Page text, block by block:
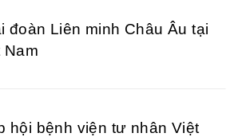
đoàn Liên minh Châu Âu tại
Nam
hội bệnh viện tư nhân Việt